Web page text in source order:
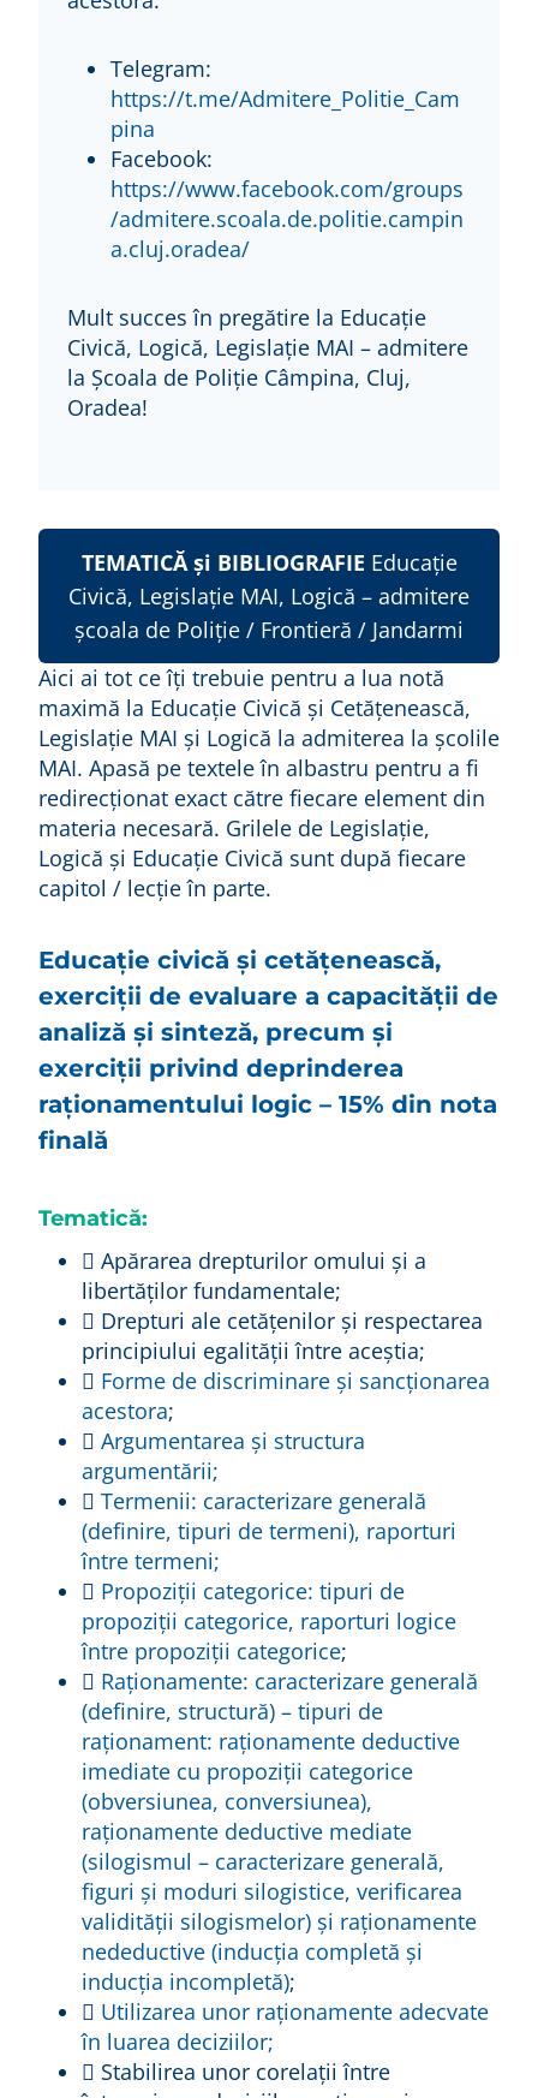
Telegram:
https://t.me/Admitere_Politie_Cam
pina
Facebook:
https://www.facebook.com/groups
/admitere.scoala.de.politie.campin
a.cluj.oradea/
Mult succes în pregătire la Educație
Civică, Logică, Legislație MAI – admitere
la Școala de Poliție Câmpina, Cluj,
Oradea!
TEMATICĂ și BIBLIOGRAFIE Educație
Civică, Legislație MAI, Logică – admitere
școala de Poliție / Frontieră / Jandarmi
Aici ai tot ce îți trebuie pentru a lua notă
maximă la Educație Civică și Cetățenească,
Legislație MAI și Logică la admiterea la școlile
MAI. Apasă pe textele în albastru pentru a fi
redirecționat exact către fiecare element din
materia necesară. Grilele de Legislație,
Logică și Educație Civică sunt după fiecare
capitol / lecție în parte.
Educaţie civică şi cetăţenească,
exerciţii de evaluare a capacităţii de
analiză şi sinteză, precum şi
exerciţii privind deprinderea
raţionamentului logic – 15% din nota
finală
Tematică:
 Apărarea drepturilor omului şi a
libertăţilor fundamentale;
 Drepturi ale cetățenilor și respectarea
principiului egalității între aceștia;
 Forme de discriminare și sancționarea
acestora;
 Argumentarea și structura
argumentării;
 Termenii: caracterizare generală
(definire, tipuri de termeni), raporturi
între termeni;
 Propoziții categorice: tipuri de
propoziții categorice, raporturi logice
între propoziții categorice;
 Raționamente: caracterizare generală
(definire, structură) – tipuri de
raţionament: raționamente deductive
imediate cu propoziții categorice
(obversiunea, conversiunea),
raționamente deductive mediate
(silogismul – caracterizare generală,
figuri și moduri silogistice, verificarea
validității silogismelor) și raționamente
nedeductive (inducția completă și
inducția incompletă);
 Utilizarea unor raționamente adecvate
în luarea deciziilor;
 Stabilirea unor corelații între